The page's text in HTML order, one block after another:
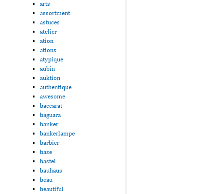
arts
assortment
astuces
atelier
ation
ations
atypique
aubin
auktion
authentique
awesome
baccarat
baguara
banker
bankerlampe
barbier
base
bastel
bauhaus
beau
beautiful